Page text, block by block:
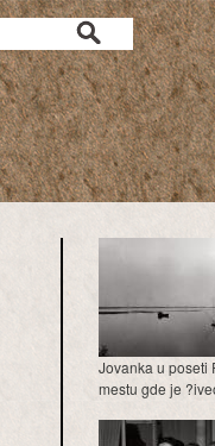
Jovanka u poseti
mestu gde je